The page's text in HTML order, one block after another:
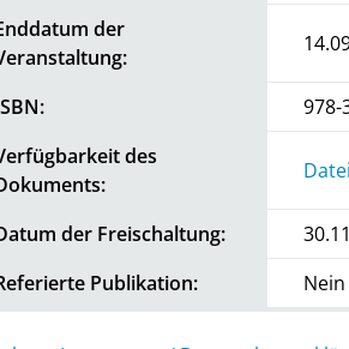
der
978-
des
der Freischaltung:
Publikation:
Nein